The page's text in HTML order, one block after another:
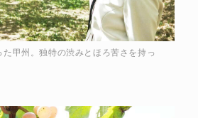
甲州。独特の渋みとほろ苦さを持っ